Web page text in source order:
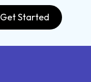
Get Started